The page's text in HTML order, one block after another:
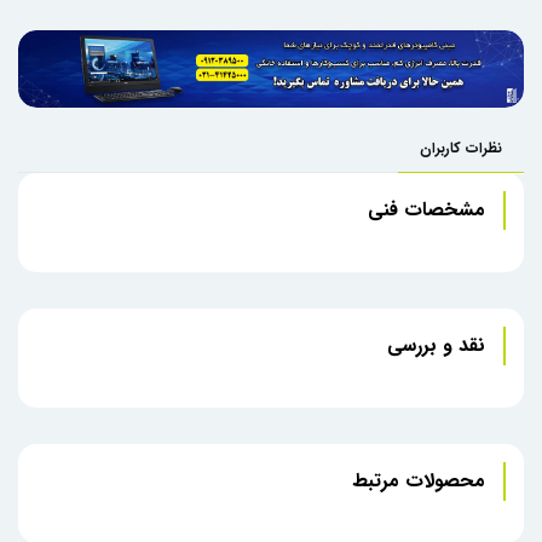
نظرات کاربران
مشخصات فنی
نقد و بررسی
محصولات مرتبط